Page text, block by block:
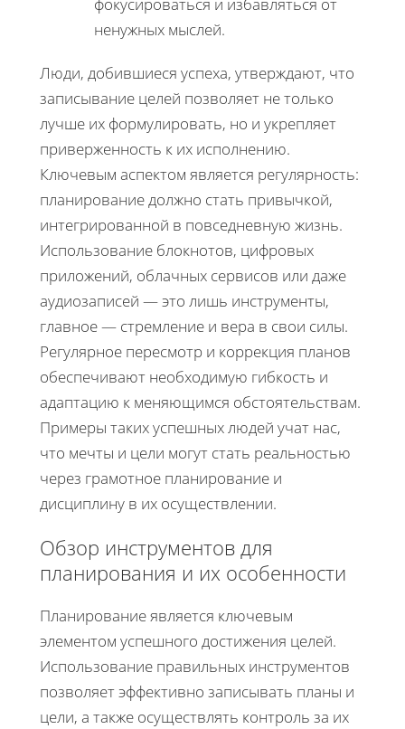
фокусироваться и избавляться от
ненужных мыслей.
Люди, добившиеся успеха, утверждают, что
записывание целей позволяет не только
лучше их формулировать, но и укрепляет
приверженность к их исполнению.
Ключевым аспектом является регулярность:
планирование должно стать привычкой,
интегрированной в повседневную жизнь.
Использование блокнотов, цифровых
приложений, облачных сервисов или даже
аудиозаписей — это лишь инструменты,
главное — стремление и вера в свои силы.
Регулярное пересмотр и коррекция планов
обеспечивают необходимую гибкость и
адаптацию к меняющимся обстоятельствам.
Примеры таких успешных людей учат нас,
что мечты и цели могут стать реальностью
через грамотное планирование и
дисциплину в их осуществлении.
Обзор инструментов для
планирования и их особенности
Планирование является ключевым
элементом успешного достижения целей.
Использование правильных инструментов
позволяет эффективно записывать планы и
цели, а также осуществлять контроль за их